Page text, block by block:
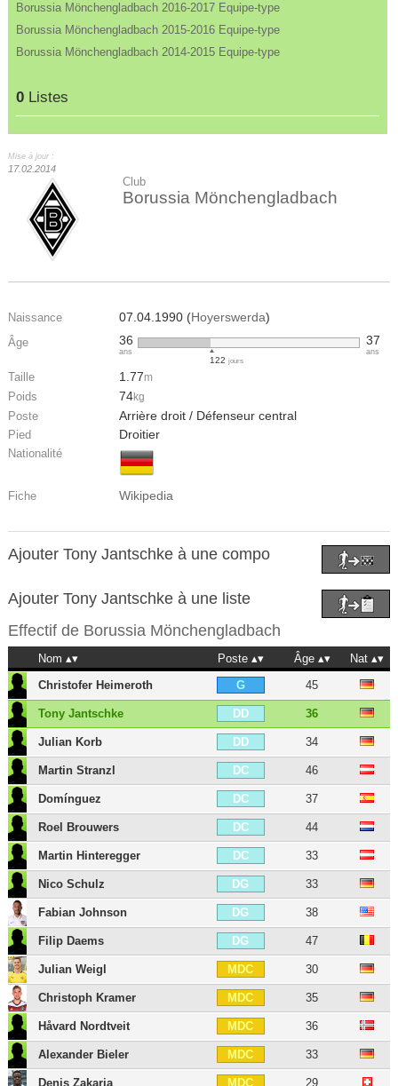
Borussia Mönchengladbach 2016-2017 Equipe-type
Borussia Mönchengladbach 2015-2016 Equipe-type
Borussia Mönchengladbach 2014-2015 Equipe-type
0 Listes
Mise à jour :
17.02.2014
Club
Borussia Mönchengladbach
Naissance 07.04.1990 (Hoyerswerda)
Âge 36
ans
122jours
37
ans
Taille 1.77m
Poids 74kg
Poste Arrière droit / Défenseur central
Pied Droitier
Nationalité
Fiche Wikipedia
Ajouter Tony Jantschke à une compo
Ajouter Tony Jantschke à une liste
Effectif de Borussia Mönchengladbach
Nom Poste Âge
Nat
Christofer Heimeroth
G 45
Tony Jantschke DD 36
Julian Korb DD 34
Martin Stranzl DC 46
Domínguez DC 37
Roel Brouwers DC 44
Martin Hinteregger DC 33
Nico Schulz DG 33
Fabian Johnson DG 38
Filip Daems DG 47
Julian Weigl MDC 30
Christoph Kramer MDC 35
Håvard Nordtveit MDC 36
Alexander Bieler MDC 33
Denis Zakaria MDC 29